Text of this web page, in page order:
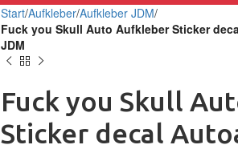
Start Aufkleber Aufkleber JDM
Fuck you Skull Auto Aufkleber Sticker
JDM
Fuck you Skull
Sticker decal